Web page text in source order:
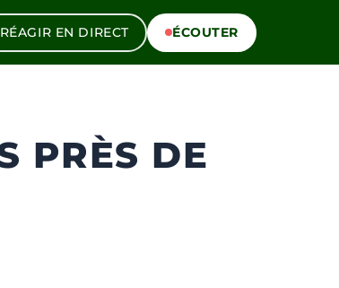
RÉAGIR EN DIRECT ÉCOUTER
PRÈS DE